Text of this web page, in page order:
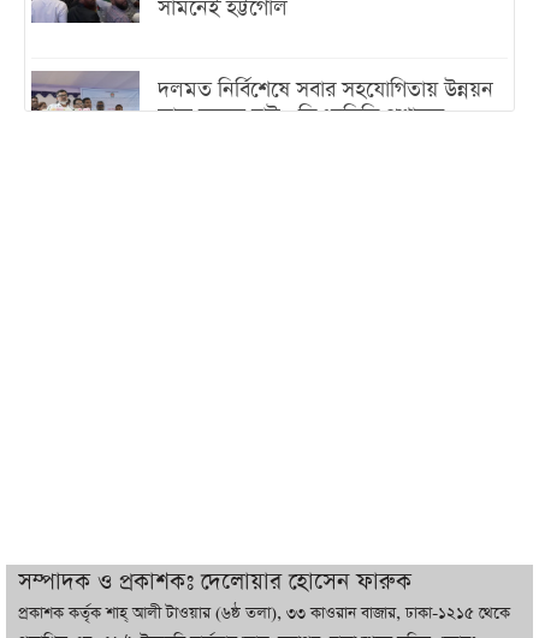
সামনেই হট্টগোল
দলমত নির্বিশেষে সবার সহযোগিতায় উন্নয়ন
কাজ করতে চাই : ডিএনসিসি প্রশাসক
বাজারে কাঁচা মরিচে ‘আগুন’, ‘এত দাম তো
সম্পাদক ও প্রকাশকঃ দেলোয়ার হোসেন ফারুক
প্রকাশক কর্তৃক শাহ্ আলী টাওয়ার (৬ষ্ঠ তলা), ৩৩ কাওরান বাজার, ঢাকা-১২১৫ থেকে